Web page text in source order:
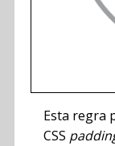
Esta regra
CSS